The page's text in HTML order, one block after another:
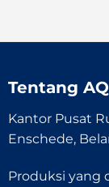
Tentang
Kantor Pusat
Enschede,
Produksi yang